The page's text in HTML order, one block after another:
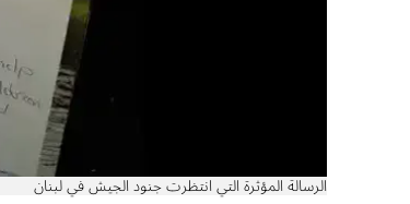
الرسالة المؤثرة التي انتظرت جنود الجيش في لبنان